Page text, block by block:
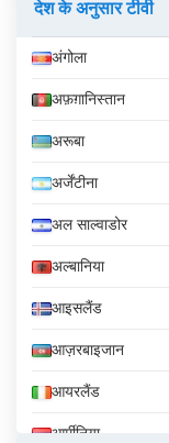
देश के अनुसार टीवी
अंगोला
अफ़ग़ानिस्तान
अरूबा
अर्जेंटीना
अल साल्वाडोर
अल्बानिया
आइसलैंड
आज़रबाइजान
आयरलैंड
आर्मीनिया